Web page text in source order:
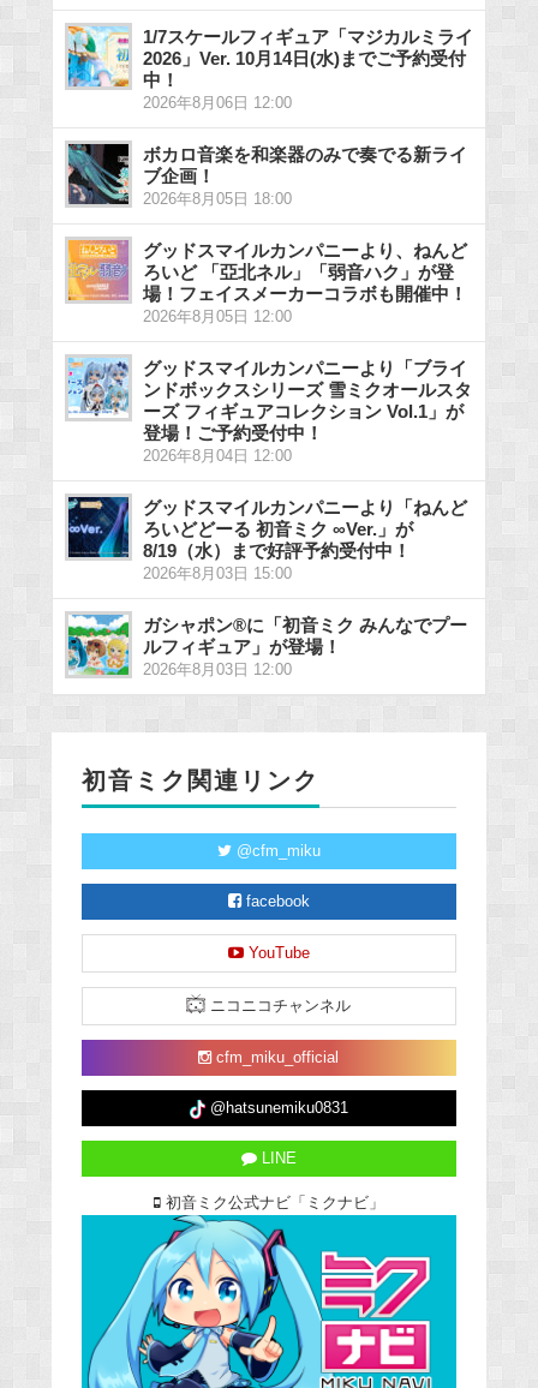
1/7スケールフィギュア「マジカルミライ
2026」Ver. 10月14日(水)までご予約受付
中！
2026年8月06日 12:00
ボカロ音楽を和楽器のみで奏でる新ライ
ブ企画！
2026年8月05日 18:00
グッドスマイルカンパニーより、ねんど
ろいど 「亞北ネル」「弱音ハク」が登
場！フェイスメーカーコラボも開催中！
2026年8月05日 12:00
グッドスマイルカンパニーより「ブライ
ンドボックスシリーズ 雪ミクオールスタ
ーズ フィギュアコレクション Vol.1」が
登場！ご予約受付中！
2026年8月04日 12:00
グッドスマイルカンパニーより「ねんど
ろいどどーる 初音ミク ∞Ver.」が
8/19（水）まで好評予約受付中！
2026年8月03日 15:00
ガシャポン®に「初音ミク みんなでプー
ルフィギュア」が登場！
2026年8月03日 12:00
初音ミク関連リンク
@cfm_miku
facebook
YouTube
ニコニコチャンネル
cfm_miku_official
@hatsunemiku0831
LINE
初音ミク公式ナビ「ミクナビ」